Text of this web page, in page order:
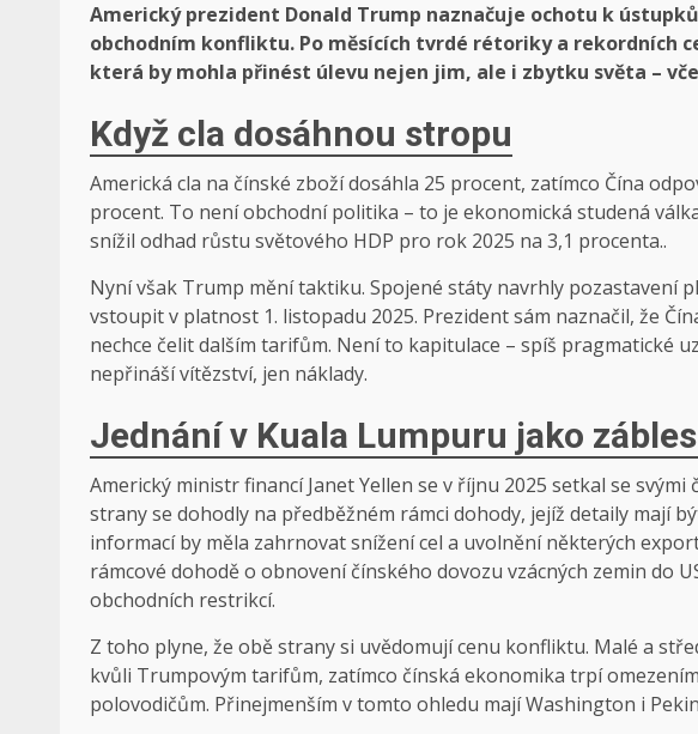
Americký prezident Donald Trump naznačuje ochotu k
obchodním konfliktu. Po měsících tvrdé rétoriky a rekordních
která by mohla přinést úlevu nejen jim, ale i zbytku světa –
Když cla dosáhnou stropu
Americká cla na čínské zboží dosáhla 25 procent, zatímco Čína
procent. To není obchodní politika – to je ekonomická studená
snížil odhad růstu světového HDP pro rok 2025 na 3,1 procenta..
Nyní však Trump mění taktiku. Spojené státy navrhly pozastavení
vstoupit v platnost 1. listopadu 2025. Prezident sám naznačil, že
nechce čelit dalším tarifům. Není to kapitulace – spíš pragmatické
nepřináší vítězství, jen náklady.
Jednání v Kuala Lumpuru jako
Americký ministr financí Janet Yellen se v říjnu 2025 setkal se
strany se dohodly na předběžném rámci dohody, jejíž detaily mají
informací by měla zahrnovat snížení cel a uvolnění některých
rámcové dohodě o obnovení čínského dovozu vzácných zemin do
obchodních restrikcí.
Z toho plyne, že obě strany si uvědomují cenu konfliktu. Malé a
kvůli Trumpovým tarifům, zatímco čínská ekonomika trpí
polovodičům. Přinejmenším v tomto ohledu mají Washington i